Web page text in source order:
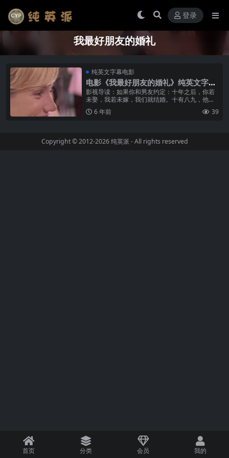
登录
我最好朋友的婚礼
纯英文字幕电影
电影《我最好朋友的婚礼》纯英文字幕
MP4下载
影视导读：如果你和男友约定：十年之后，你若
未娶，我若未嫁，我们就结婚。十有八九，他娶
了，新娘却不是你。电影《我最好朋友的婚礼》
已经过去21年，但其中的很多道理不...
6 年前 39
Copyright © 2012-2026纯英派 - All rights reserved
首页 分类 会员 我的